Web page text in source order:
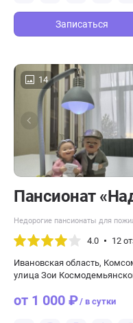
Записаться
14
Пансионат
Недорогие пансионаты для
4.0 12
Ивановская область,
улица Зои
от 1 000 ₽/ в сутки